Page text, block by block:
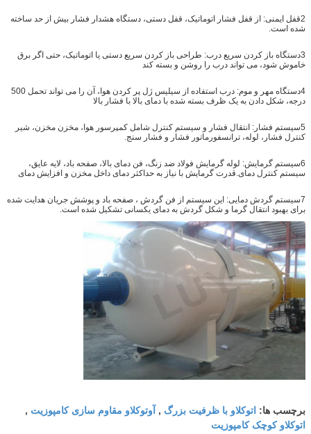
2قفل ایمنی: از قفل فشار اتوماتیک، قفل دستی، دستگاه هشدار فشار بیش از حد ساخته
شده است.
3دستگاه باز کردن سریع درب: طراحی باز کردن سریع دستی یا اتوماتیک، حتی اگر برق
خاموش شود، می تواند درب را روشن و بسته کند
4دستگاه مهر و موم: درب استفاده از سیلیس ژل پر کردن هوا، آن را می تواند تحمل 500
درجه، شکل دادن به یک ظرف بسته شده با دمای بالا با فشار بالا
5سیستم فشار: انتقال فشار و سیستم کنترل شامل کمپرسور هوا، مخزن مخزن، شیر
کنترل فشار، لوله، ترانسفورماتور فشار و فشار سنج.
6سیستم گرمایش: لوله گرمایش فولاد ضد زنگ، فن دمای بالا، صفحه باد، لایه عایق،
سیستم کنترل دمای.قدرت گرمایش با نیاز به حداکثر دمای داخل مخزن و افزایش دمای
7سیستم گردش دمایی: این سیستم از فن گردش ، صفحه باد و پوشش جریان هدایت شده
برای بهبود انتقال گرما و شکل گردش به دمای یکسانی تشکیل شده است.
برچسب ها: اتوکلاو با ظرفیت بزرگ , آوتوکلاو مقاوم سازی کامپوزیت ,
اتوکلاو کوچک کامپوزیت